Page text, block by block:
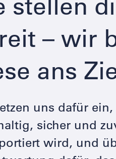
– wir
ans
uns dafür ein,
sicher und
wird, und